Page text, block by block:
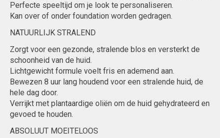
Perfecte speeltijd om je look te personaliseren.
Kan over of onder foundation worden gedragen.
NATUURLIJK STRALEND
Zorgt voor een gezonde, stralende blos en versterkt de
schoonheid van de huid.
Lichtgewicht formule voelt fris en ademend aan.
Bewezen 8 uur lang houdend voor een stralende huid, de
hele dag door.
Verrijkt met plantaardige oliën om de huid gehydrateerd en
gevoed te houden.
ABSOLUUT MOEITELOOS